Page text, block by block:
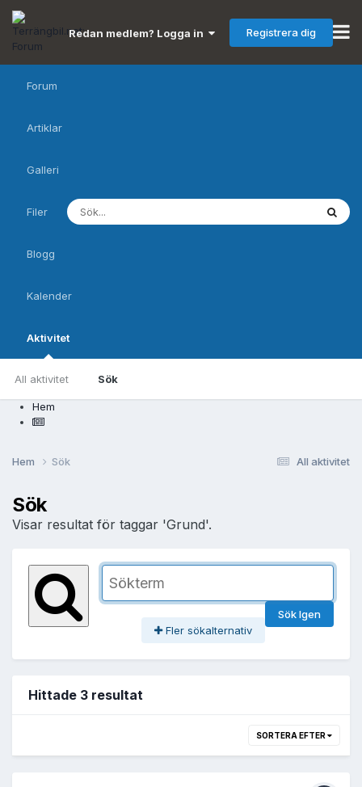
Redan medlem? Logga in Registrera dig
Forum
Artiklar
Galleri
Filer
Blogg
Kalender
Aktivitet
All aktivitet Sök
Hem
All aktivitet
Hem Sök
Sök
Visar resultat för taggar 'Grund'.
Sök Igen
Fler sökalternativ
Hittade 3 resultat
SORTERA EFTER